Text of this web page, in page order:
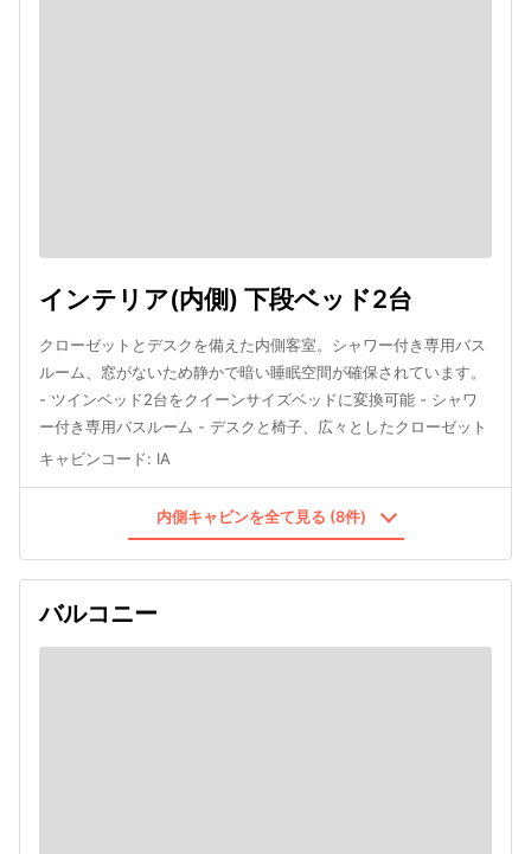
インテリア(内側) 下段ベッド2台
クローゼットとデスクを備えた内側客室。シャワー付き専用バス
ルーム、窓がないため静かで暗い睡眠空間が確保されています。
- ツインベッド2台をクイーンサイズベッドに変換可能 - シャワ
ー付き専用バスルーム - デスクと椅子、広々としたクローゼット
キャビンコード: IA
内側キャビンを全て見る (8件)
バルコニー